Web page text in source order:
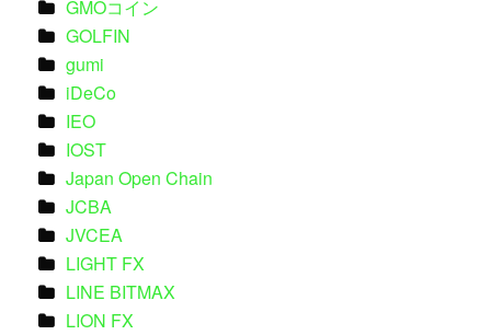
GMOコイン
GOLFIN
gumi
iDeCo
IEO
IOST
Japan Open Chain
JCBA
JVCEA
LIGHT FX
LINE BITMAX
LION FX